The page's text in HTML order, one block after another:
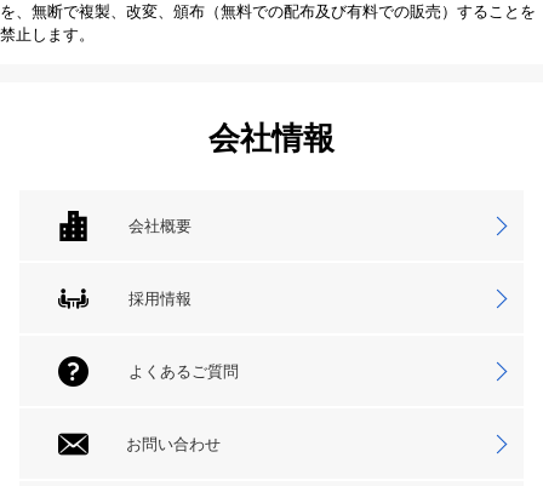
を、無断で複製、改変、頒布（無料での配布及び有料での販売）することを
禁止します。
会社情報
会社概要
採用情報
よくあるご質問
お問い合わせ